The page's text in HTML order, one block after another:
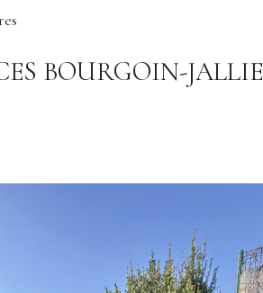
BOURGOIN-